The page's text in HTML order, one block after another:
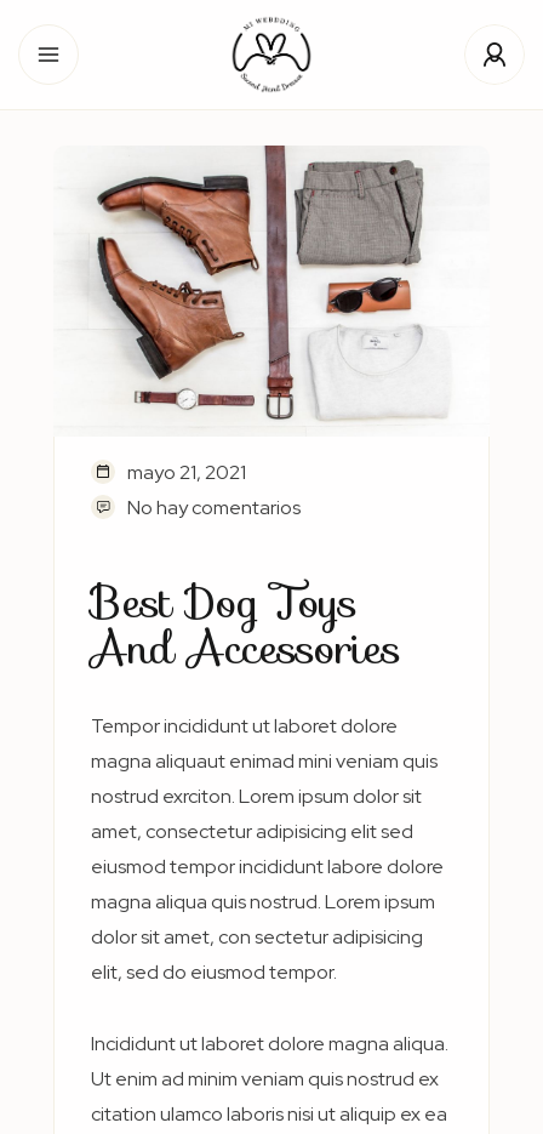
mayo 21, 2021
No hay comentarios
Best Dog Toys
And Accessories
Tempor incididunt ut laboret dolore
magna aliquaut enimad mini veniam quis
nostrud exrciton. Lorem ipsum dolor sit
amet, consectetur adipisicing elit sed
eiusmod tempor incididunt labore dolore
magna aliqua quis nostrud. Lorem ipsum
dolor sit amet, con sectetur adipisicing
elit, sed do eiusmod tempor.
Incididunt ut laboret dolore magna aliqua.
Ut enim ad minim veniam quis nostrud ex
citation ulamco laboris nisi ut aliquip ex ea